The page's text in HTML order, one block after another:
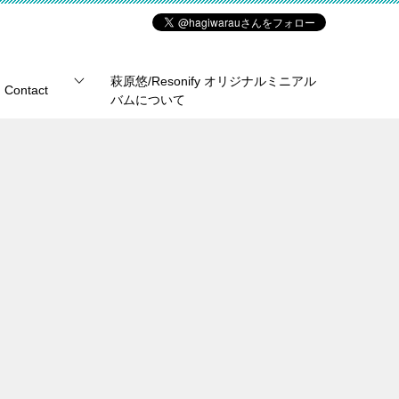
Contact
萩原悠/Resonify オリジナルミニアル
バムについて